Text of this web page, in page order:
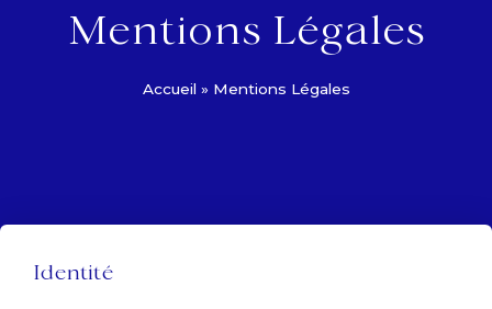
Mentions Légales
Accueil » Mentions Légales
Identité